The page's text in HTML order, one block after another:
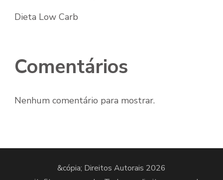
Dieta Low Carb
Comentários
Nenhum comentário para mostrar.
&cópia; Direitos Autorais 2026